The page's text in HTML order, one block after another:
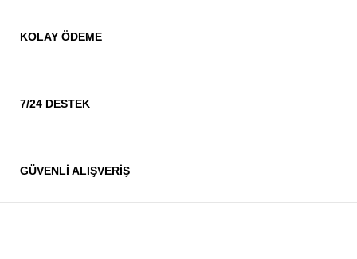
KOLAY ÖDEME
7/24 DESTEK
GÜVENLİ ALIŞVERİŞ